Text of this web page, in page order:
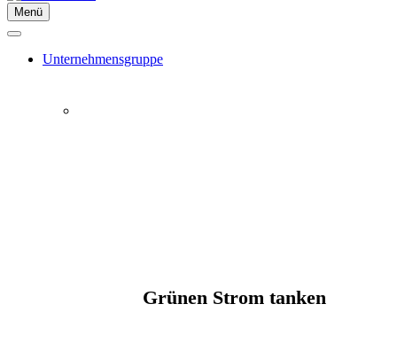
Menü
Unternehmensgruppe
Grünen Strom tanken